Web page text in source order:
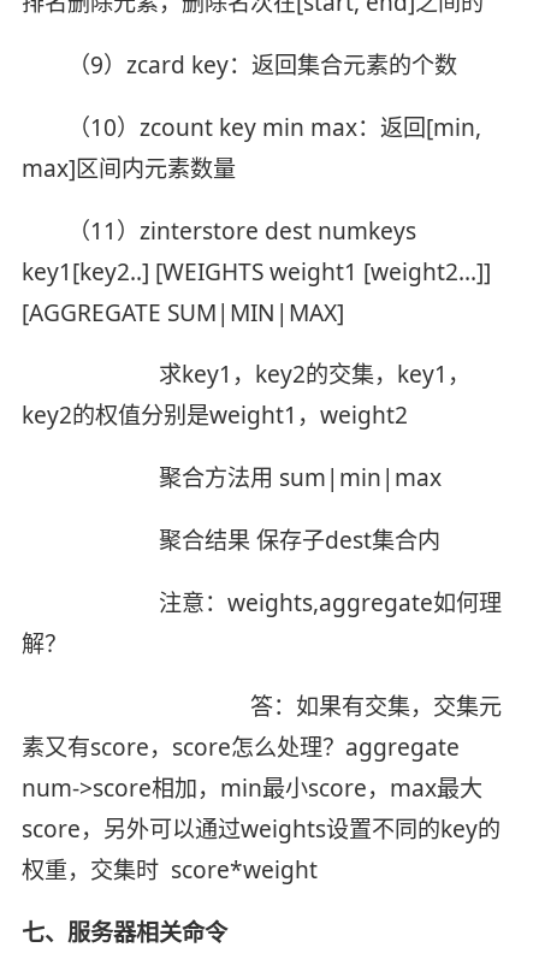
（9）zcard key：返回集合元素的个数
（10）zcount key min max：返回[min,
max]区间内元素数量
（11）zinterstore dest numkeys
key1[key2..] [WEIGHTS weight1 [weight2...]]
[AGGREGATE SUM|MIN|MAX]
求key1，key2的交集，key1，
key2的权值分别是weight1，weight2
聚合方法用 sum|min|max
聚合结果 保存子dest集合内
注意：weights,aggregate如何理
解？
答：如果有交集，交集元
素又有score，score怎么处理？aggregate
num->score相加，min最小score，max最大
score，另外可以通过weights设置不同的key的
权重，交集时 score*weight
七、服务器相关命令